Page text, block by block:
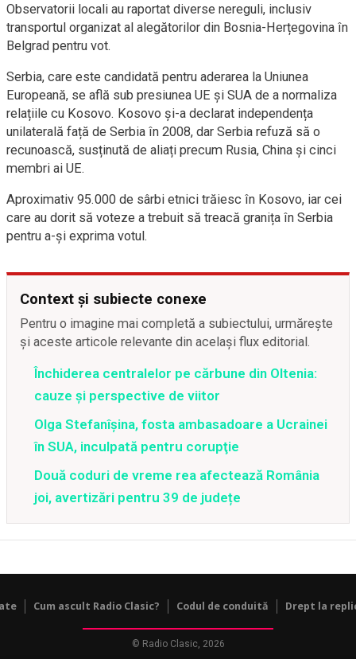
Observatorii locali au raportat diverse nereguli, inclusiv
transportul organizat al alegătorilor din Bosnia-Herțegovina în
Belgrad pentru vot.
Serbia, care este candidată pentru aderarea la Uniunea
Europeană, se află sub presiunea UE și SUA de a normaliza
relațiile cu Kosovo. Kosovo și-a declarat independența
unilaterală față de Serbia în 2008, dar Serbia refuză să o
recunoască, susținută de aliați precum Rusia, China și cinci
membri ai UE.
Aproximativ 95.000 de sârbi etnici trăiesc în Kosovo, iar cei
care au dorit să voteze a trebuit să treacă granița în Serbia
pentru a-și exprima votul.
Context și subiecte conexe
Pentru o imagine mai completă a subiectului, urmărește
și aceste articole relevante din același flux editorial.
Închiderea centralelor pe cărbune din Oltenia:
cauze și perspective de viitor
Olga Stefanîşina, fosta ambasadoare a Ucrainei
în SUA, inculpată pentru corupţie
Două coduri de vreme rea afectează România
joi, avertizări pentru 39 de județe
Cum ascult Radio Clasic? Codul de conduită Drept la
© Radio Clasic, 2026